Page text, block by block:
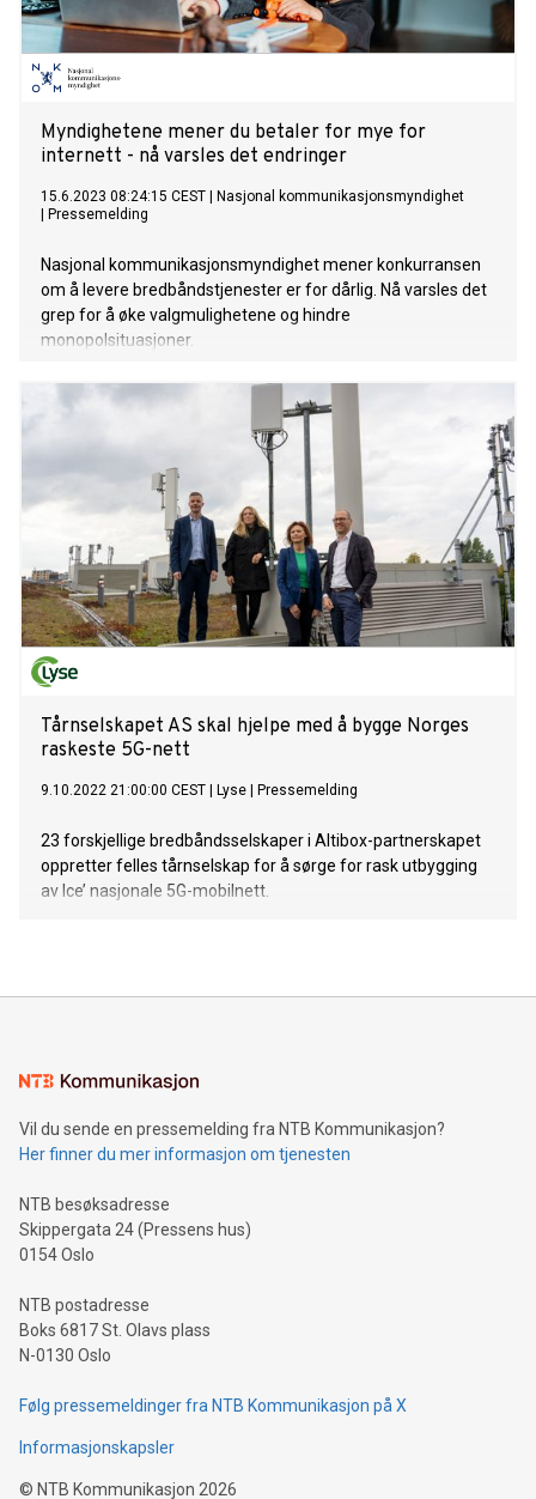
Myndighetene mener du betaler for mye for
internett - nå varsles det endringer
15.6.2023 08:24:15 CEST
Nasjonal kommunikasjonsmyndighet
Pressemelding
Nasjonal kommunikasjonsmyndighet mener konkurransen
om å levere bredbåndstjenester er for dårlig. Nå varsles det
grep for å øke valgmulighetene og hindre
monopolsituasjoner.
Tårnselskapet AS skal hjelpe med å bygge Norges
raskeste 5G-nett
9.10.2022 21:00:00 CEST Lyse Pressemelding
23 forskjellige bredbåndsselskaper i Altibox-partnerskapet
oppretter felles tårnselskap for å sørge for rask utbygging
av Ice’ nasjonale 5G-mobilnett.
Vil du sende en pressemelding fra NTB Kommunikasjon?
Her finner du mer informasjon om tjenesten
NTB besøksadresse
Skippergata 24 (Pressens hus)
0154 Oslo
NTB postadresse
Boks 6817 St. Olavs plass
N-0130 Oslo
Følg pressemeldinger fra NTB Kommunikasjon på X
Informasjonskapsler
© NTB Kommunikasjon 2026